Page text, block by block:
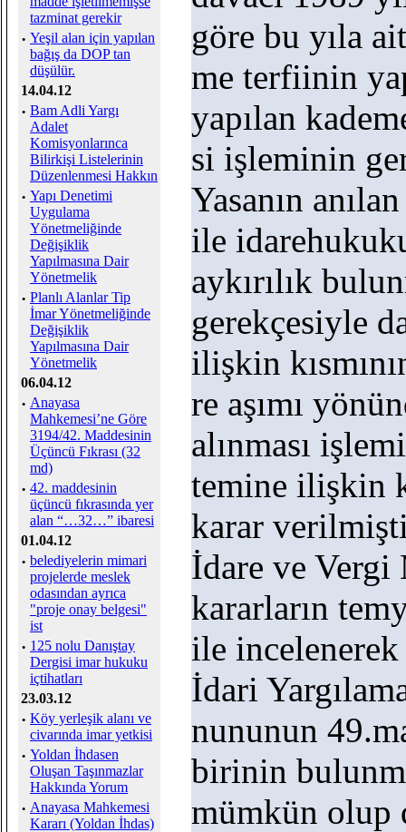
tazminat gerekir
· Yeşil alan için yapılan
bağış da DOP tan
düşülür.
14.04.12
· Bam Adli Yargı
Adalet
Komisyonlarınca
Bilirkişi Listelerinin
Düzenlenmesi Hakkın
· Yapı Denetimi
Uygulama
Yönetmeliğinde
Değişiklik
Yapılmasına Dair
Yönetmelik
· Planlı Alanlar Tip
İmar Yönetmeliğinde
Değişiklik
Yapılmasına Dair
Yönetmelik
06.04.12
· Anayasa
Mahkemesi’ne Göre
3194/42. Maddesinin
Üçüncü Fıkrası (32
md)
· 42. maddesinin
üçüncü fıkrasında yer
alan “…32…” ibaresi
01.04.12
· belediyelerin mimari
projelerde meslek
odasından ayrıca
"proje onay belgesi"
ist
· 125 nolu Danıştay
Dergisi imar hukuku
içtihatları
23.03.12
· Köy yerleşik alanı ve
civarında imar yetkisi
· Yoldan İhdasen
Oluşan Taşınmazlar
Hakkında Yorum
· Anayasa Mahkemesi
Kararı (Yoldan İhdas)
göre bu yıla
me terfiinin
yapılan
si işleminin
Yasanın
ile
aykırılık
gerekçesiyle
ilişkin
re aşımı
alınması
temine ilişkin
karar
İdare ve Vergi
kararların
ile
İdari
nununun
birinin
mümkün olup